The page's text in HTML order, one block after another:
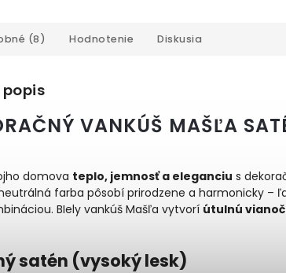
(8) Hodnotenie Diskusia
VANKÚŠ MAŠĽA
domova teplo, jemnosť a eleganciu s
farba pôsobí prirodzene a harmonicky –
BIely vankúš Mašľa vytvorí útulnú
satén (vysoký lesk)